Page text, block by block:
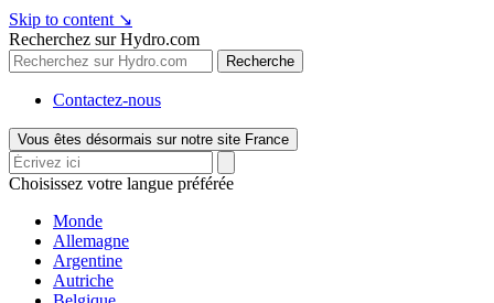
Skip to content ↘
Recherchez sur Hydro.com
Recherche
Contactez-nous
Vous êtes désormais sur notre site France
Choisissez votre langue préférée
Monde
Allemagne
Argentine
Autriche